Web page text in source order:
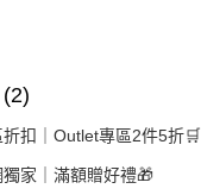
折扣｜Outlet專區2件5折🛒
獨家｜滿額贈好禮🎁